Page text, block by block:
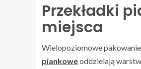
Przekładki
miejsca
Wielopoziomowe
piankoweoddzielają